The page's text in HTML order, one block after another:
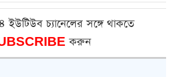
ইউটিউব চ্যানেলের সঙ্গে থাকতে
করুন